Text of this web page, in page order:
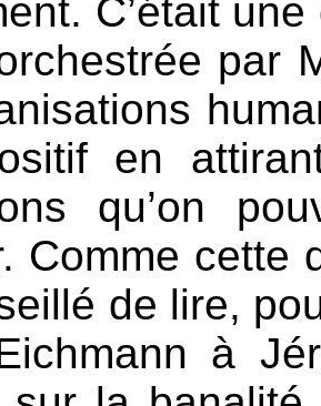
C’était
par
en
qu’on
Comme cette
de lire,
à